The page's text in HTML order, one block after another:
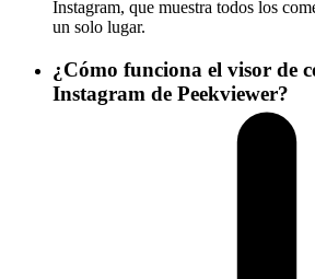
Instagram, que muestra todos los
un solo lugar.
¿Cómo funciona el visor de
Instagram de Peekviewer?